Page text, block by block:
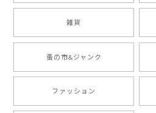
雑貨
蚤の市&ジャンク
ファッション